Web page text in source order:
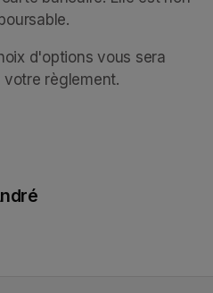
d'options vous sera
règlement.